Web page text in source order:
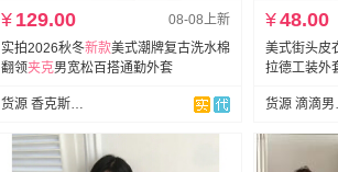
08-08上新
¥ 129.00
实拍2026秋冬新款美式潮牌复古洗水棉
翻领夹克男宽松百搭通勤外套
货源 香克斯AG
¥48.00
美式街头皮
拉德工装外
货